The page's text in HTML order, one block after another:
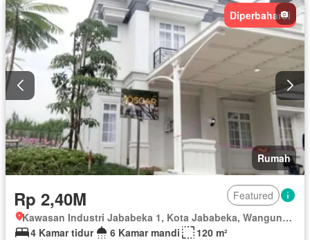
Diperbaharui
Rumah
Rp 2,40M
Featured
Kawasan Industri Jababeka 1, Kota Jababeka, Wangunharja, Kab Bekasi, Jawa Barat
4 Kamar tidur
6 Kamar mandi
120 m²